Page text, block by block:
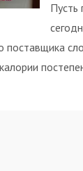
Пусть
поставщика